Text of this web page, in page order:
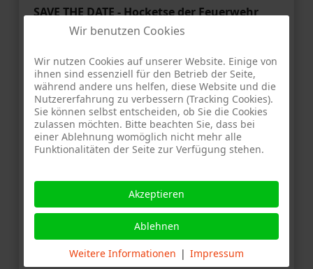
SAVE THE DATE - Hocketse derFeuerwehr
Stammheim
23:00 Uhr und am Sonntag, 28. Mai 2017 von
11:00 Uhr bis 20:00 Uhr ist es wieder soweit.
Die Feuerwehr Stammheim lädt zur zweiten
Feuerwehr-Hocketse im neuen
Feuerwehrhaus ein!
Sie sind in Facebook?
ein und vergessen Sie nicht Ihre Freunde
einzuladen!
Wir freuen uns auf Ihren Besuch!
Ihre Freiwillige Feuerwehr Stammheim
Wir benutzen Cookies
Wir nutzen Cookies auf unserer Website. Einige von
ihnen sind essenziell für den Betrieb der Seite,
während andere uns helfen, diese Website und die
Nutzererfahrung zu verbessern (Tracking Cookies).
Sie können selbst entscheiden, ob Sie die Cookies
zulassen möchten. Bitte beachten Sie, dass bei
einer Ablehnung womöglich nicht mehr alle
Funktionalitäten der Seite zur Verfügung stehen.
Akzeptieren
Ablehnen
Weitere Informationen | Impressum